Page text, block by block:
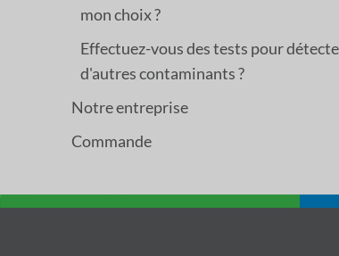
mon choix ?
Effectuez-vous des tests pour
d'autres contaminants ?
Notre entreprise
Commande